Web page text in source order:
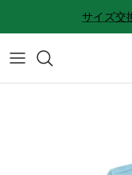
サイズ交
All accessories
サイズ感に関して